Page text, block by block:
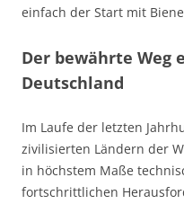
einfach der Start mit
Der bewährte Weg
Deutschland
Im Laufe der letzten
zivilisierten Ländern der
in höchstem Maße
fortschrittlichen